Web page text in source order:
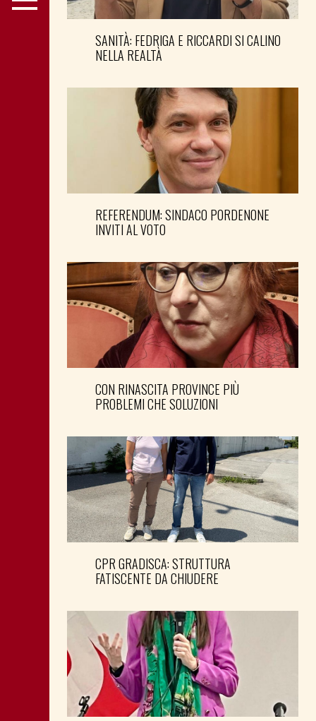
SANITÀ: FEDRIGA E RICCARDI SI CALINO
NELLA REALTÀ
REFERENDUM: SINDACO PORDENONE
INVITI AL VOTO
CON RINASCITA PROVINCE PIÙ
PROBLEMI CHE SOLUZIONI
CPR GRADISCA: STRUTTURA
FATISCENTE DA CHIUDERE